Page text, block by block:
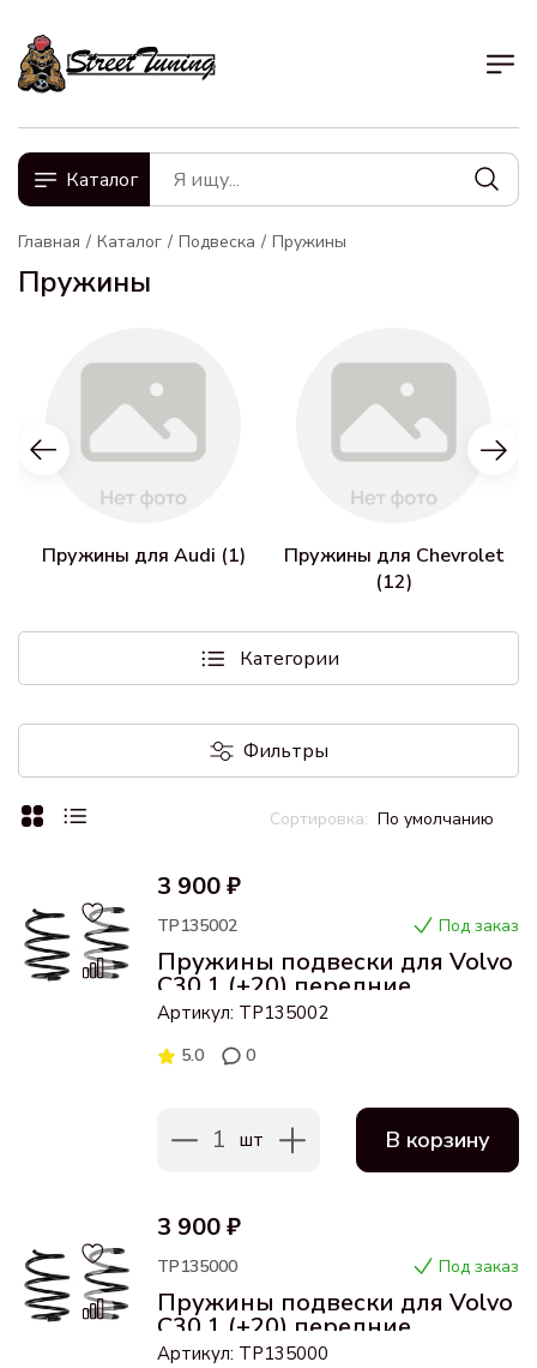
Каталог
Главная Каталог Подвеска Пружины
Пружины
Пружины для Audi (1)
Пружины для Chevrolet
(12)
Категории
Фильтры
По умолчанию
3 900 ₽
Под заказ
ТР135002
Пружины подвески для Volvo
C30 1 (+20) передние
двигатель 2,0
Артикул: ТР135002
5.0 0
1 шт В корзину
3 900 ₽
Под заказ
ТР135000
Пружины подвески для Volvo
C30 1 (+20) передние
двигатель 1,6
Артикул: ТР135000